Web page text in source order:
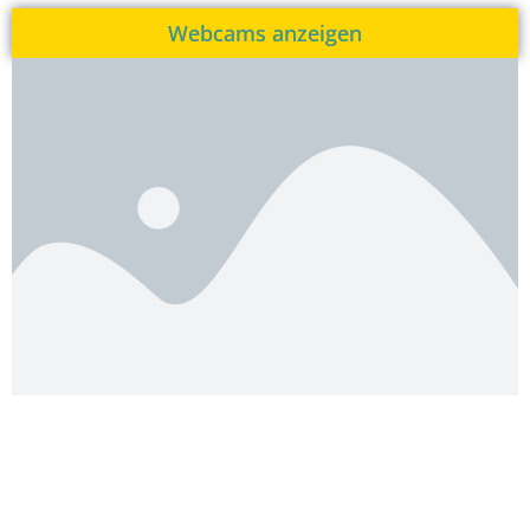
Webcams anzeigen